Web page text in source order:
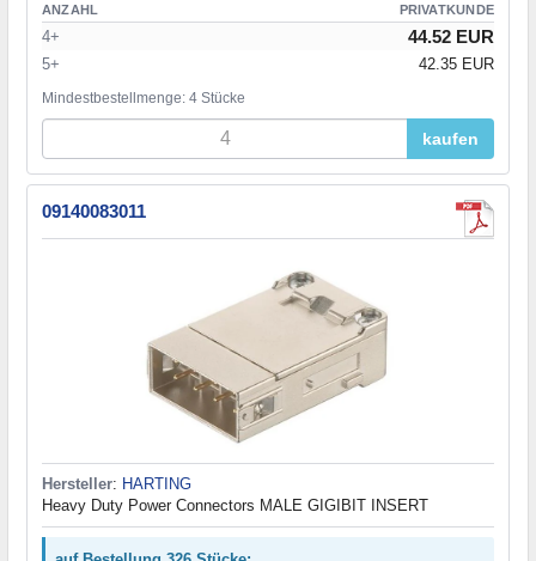
ANZAHL PRIVATKUNDE
4+ 44.52 EUR
5+ 42.35 EUR
Mindestbestellmenge: 4 Stücke
kaufen
09140083011
Hersteller: HARTING
Heavy Duty Power Connectors MALE GIGIBIT INSERT